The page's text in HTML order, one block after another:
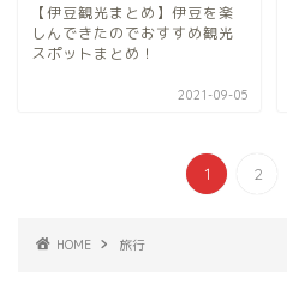
【伊豆観光まとめ】伊豆を楽
しんできたのでおすすめ観光
スポットまとめ！
2021-09-05
1 2
HOME 旅行